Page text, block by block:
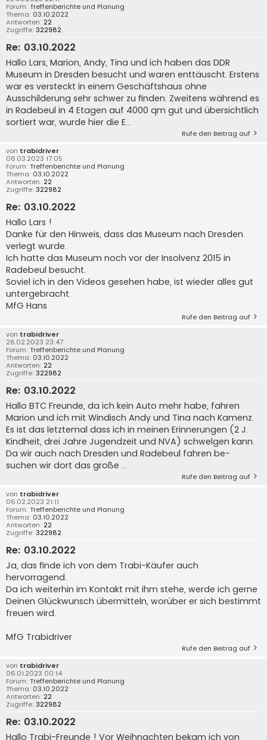
Forum: Treffenberichte und Planung
Thema: 03.10.2022
Antworten: 22
Zugriffe: 322982
Re: 03.10.2022
Hallo Lars, Marion, Andy, Tina und ich haben das DDR
Museum in Dresden besucht und waren enttäuscht. Erstens
war es versteckt in einem Geschäftshaus ohne
Ausschilderung sehr schwer zu finden. Zweitens während es
in Radebeul in 4 Etagen auf 4000 qm gut und übersichtlich
sortiert war, wurde hier die E...
Rufe den Beitrag auf
von trabidriver
06.03.2023 17:05
Forum: Treffenberichte und Planung
Thema: 03.10.2022
Antworten: 22
Zugriffe: 322982
Re: 03.10.2022
Hallo Lars !
Danke für den Hinweis, dass das Museum nach Dresden
verlegt wurde.
Ich hatte das Museum noch vor der Insolvenz 2015 in
Radebeul besucht.
Soviel ich in den Videos gesehen habe, ist wieder alles gut
untergebracht.
MfG Hans
Rufe den Beitrag auf
von trabidriver
28.02.2023 23:47
Forum: Treffenberichte und Planung
Thema: 03.10.2022
Antworten: 22
Zugriffe: 322982
Re: 03.10.2022
Hallo BTC Freunde, da ich kein Auto mehr habe, fahren
Marion und ich mit Windisch Andy und Tina nach Kamenz.
Es ist das letztemal dass ich in meinen Erinnerungen (2 J.
Kindheit, drei Jahre Jugendzeit und NVA) schwelgen kann.
Da wir auch nach Dresden und Radebeul fahren be-
suchen wir dort das große ...
Rufe den Beitrag auf
von trabidriver
06.02.2023 21:11
Forum: Treffenberichte und Planung
Thema: 03.10.2022
Antworten: 22
Zugriffe: 322982
Re: 03.10.2022
Ja, das finde ich von dem Trabi-Käufer auch
hervorragend.
Da ich weiterhin im Kontakt mit ihm stehe, werde ich gerne
Deinen Glückwunsch übermitteln, worüber er sich bestimmt
freuen wird.
MfG Trabidriver
Rufe den Beitrag auf
von trabidriver
06.01.2023 00:14
Forum: Treffenberichte und Planung
Thema: 03.10.2022
Antworten: 22
Zugriffe: 322982
Re: 03.10.2022
Hallo Trabi-Freunde ! Vor Weihnachten bekam ich von